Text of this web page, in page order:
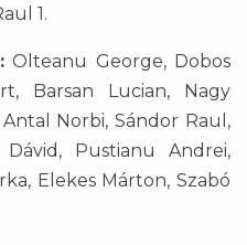
1.
Olteanu George, Dobos
Barsan Lucian, Nagy
Norbi, Sándor Raul,
Pustianu Andrei,
Elekes Márton, Szabó